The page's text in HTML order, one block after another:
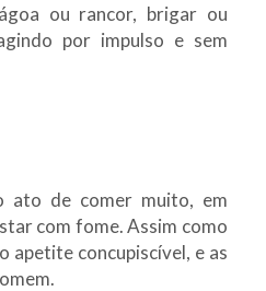
ou rancor, brigar ou
por impulso e sem
ato de comer muito, em
com fome. Assim como
apetite concupiscível, e as